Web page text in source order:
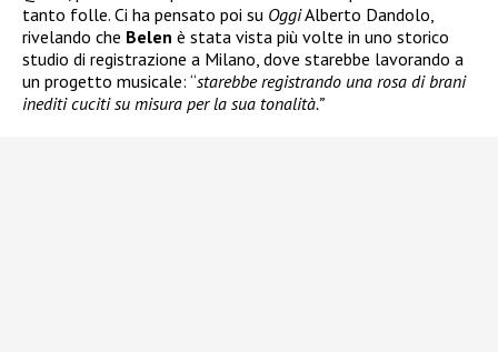
tanto folle. Ci ha pensato poi su OggiAlberto Dandolo,
rivelando che Belen è stata vista più volte in uno storico
studio di registrazione a Milano, dove starebbe lavorando a
un progetto musicale: “starebbe registrando una rosa di brani
inediti cuciti su misura per la sua tonalità.”